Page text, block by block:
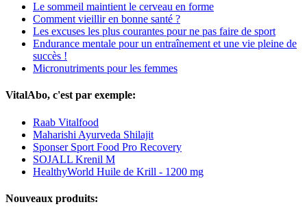
Le sommeil maintient le cerveau en forme
Comment vieillir en bonne santé ?
Les excuses les plus courantes pour ne pas faire de sport
Endurance mentale pour un entraînement et une vie pleine de
succès !
Micronutriments pour les femmes
VitalAbo, c'est par exemple:
Raab Vitalfood
Maharishi Ayurveda Shilajit
Sponser Sport Food Pro Recovery
SOJALL Krenil M
HealthyWorld Huile de Krill - 1200 mg
Nouveaux produits: